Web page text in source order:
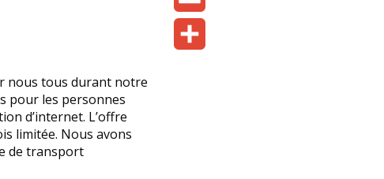
Email
nous tous durant notre
pour les personnes
d’internet. L’offre
limitée. Nous avons
de transport